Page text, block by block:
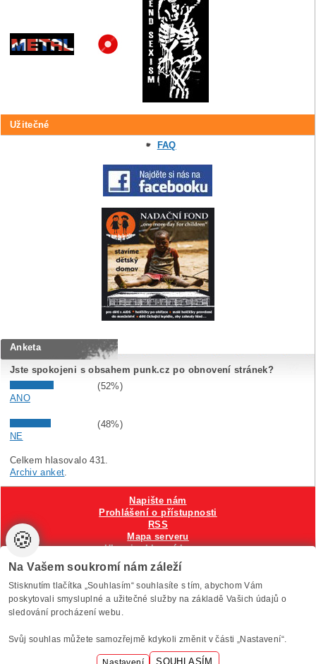
Užitečné
FAQ
Anketa
Jste spokojeni s obsahem punk.cz po obnovení stránek?
(52%)
ANO
(48%)
NE
Celkem hlasovalo 431.
Archiv anket.
VytvořiloAnawe , provozuje Anawe a Špína
Napište nám
Prohlášení o přístupnosti
RSS
Mapa serveru
Hlavni reklamní banner
Nastavení cookies
🍪
Na Vašem soukromí nám záleží
Stisknutím tlačítka „Souhlasím“ souhlasíte s tím, abychom Vám
poskytovali smysluplné a užitečné služby na základě Vašich údajů o
sledování procházení webu.
Svůj souhlas můžete samozřejmě kdykoli změnit v části „Nastavení“.
SOUHLASÍM